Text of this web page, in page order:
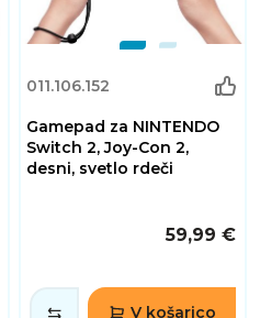
011.106.152
Gamepad za NINTENDO
Switch 2, Joy-Con 2,
desni, svetlo rdeči
59,99 €
V košarico